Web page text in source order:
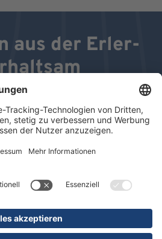
aus der Erler-
MAGAZIN präsentieren wir
schnellen und aktuellen
Freude beim Durchblättern und